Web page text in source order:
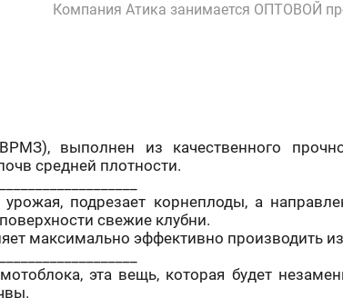
Компания Атика занимается ОПТОВОЙ
выполнен из качественного
средней плотности.
подрезает корнеплоды, а
свежие клубни.
максимально эффективно производить
эта вещь, которая будет